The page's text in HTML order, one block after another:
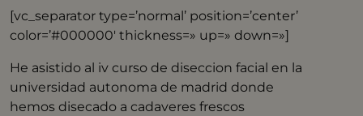
[vc_separator type=’normal’ position=’center’
color=’#000000′ thickness=» up=» down=»]
He asistido al iv curso de diseccion facial en la
universidad autonoma de madrid donde
hemos disecado a cadaveres frescos